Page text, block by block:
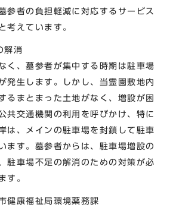
参者の負担軽減に対応するサービス
考えています。
解消
く、墓参者が集中する時期は駐車場
発生します。しかし、当霊園敷地内
るまとまった土地がなく、増設が困
共交通機関の利用を呼びかけ、特に
は、メインの駐車場を封鎖して駐車
ます。墓参者からは、駐車場増設の
駐車場不足の解消のための対策が必
す。
健康福祉局環境薬務課